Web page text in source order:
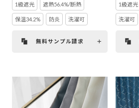
1級遮光 遮熱56.4%/断熱
保温34.2% 防炎 洗濯可
無料サンプル請求
1級遮光
洗濯可